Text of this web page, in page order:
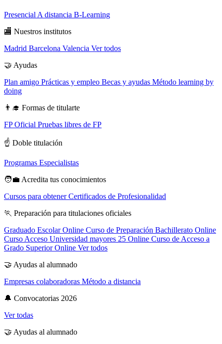
Presencial A distancia B-Learning
🏬 Nuestros institutos
Madrid Barcelona Valencia Ver todos
🤝 Ayudas
Plan amigo Prácticas y empleo Becas y ayudas Método learning by
doing
👨‍🎓 Formas de titularte
FP Oficial Pruebas libres de FP
☝️ Doble titulación
Programas Especialistas
🧑‍💼 Acredita tus conocimientos
Cursos para obtener Certificados de Profesionalidad
🏃 Preparación para titulaciones oficiales
Graduado Escolar Online Curso de Preparación Bachillerato Online
Curso Acceso Universidad mayores 25 Online Curso de Acceso a
Grado Superior Online Ver todos
🤝 Ayudas al alumnado
Empresas colaboradoras Método a distancia
🔔 Convocatorias 2026
Ver todas
🤝 Ayudas al alumnado